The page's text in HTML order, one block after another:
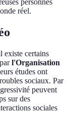
personnes
réel.
existe certains
l'Organisation
études ont
sociaux. Par
peuvent
sur des
sociales